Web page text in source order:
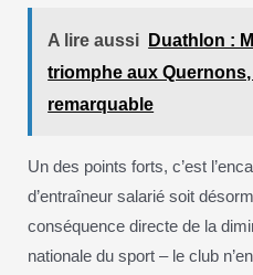
A lire aussi
Duathlon :
triomphe aux
remarquable
Un des points forts, c’est
d’entraîneur salarié soit
conséquence directe de la
nationale du sport – le club